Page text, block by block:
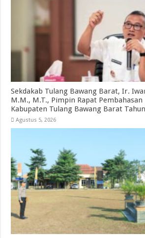
Sekdakab Tulang Bawang Barat, Ir.
M.M., M.T., Pimpin Rapat
Kabupaten Tulang Bawang Barat
Agustus 5, 2026